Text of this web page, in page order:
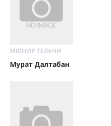
МЮНИР ТЕЛЬЧИ
Мурат Далтабан